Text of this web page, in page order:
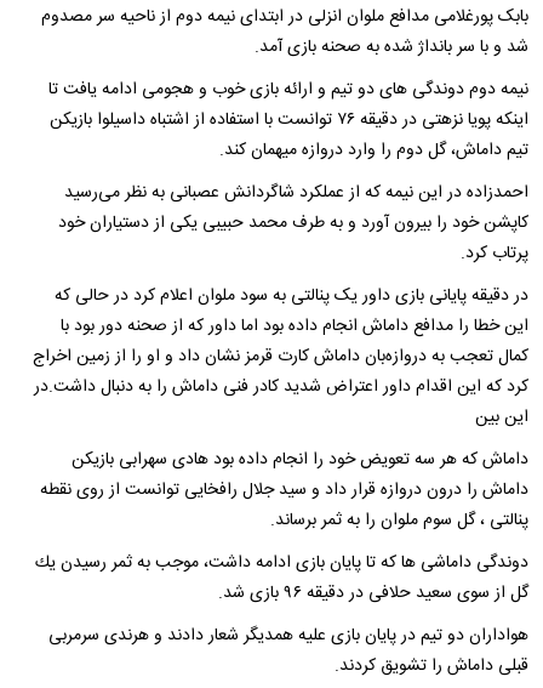
بابک پورغلامی مدافع ملوان انزلی در ابتدای نیمه دوم از ناحیه سر مصدوم
شد و با سر بانداژ شده به صحنه بازی آمد.
نیمه دوم دوندگی های دو تیم و ارائه بازی خوب و هجومی ادامه یافت تا
اینكه پویا نزهتی در دقیقه ۷۶ توانست با استفاده از اشتباه داسیلوا بازیكن
تیم داماش، گل دوم را وارد دروازه میهمان كند.
احمدزاده در این نیمه که از عملکرد شاگردانش عصبانی به نظر می‌رسید
کاپشن خود را بیرون آورد و به طرف محمد حبیبی یکی از دستیاران خود
پرتاب کرد.
در دقیقه پایانی بازی داور یک پنالتی به سود ملوان اعلام کرد در حالی که
این خطا را مدافع داماش انجام داده بود اما داور که از صحنه دور بود با
کمال تعجب به دروازه‌بان داماش کارت قرمز نشان داد و او را از زمین اخراج
کرد که این اقدام داور اعتراض شدید کادر فنی داماش را به دنبال داشت.در
این بین
داماش که هر سه تعویض خود را انجام داده بود هادی سهرابی بازیکن
داماش را درون دروازه قرار داد و سید جلال رافخایی توانست از روی نقطه
پنالتی ، گل سوم ملوان را به ثمر برساند.
دوندگی داماشی ها كه تا پایان بازی ادامه داشت، موجب به ثمر رسیدن یك
گل از سوی سعید حلافی در دقیقه ۹۶ بازی شد.
هواداران دو تیم در پایان بازی علیه همدیگر شعار دادند و هرندی سرمربی
قبلی داماش را تشویق کردند.